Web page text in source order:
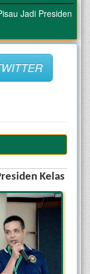
Jadi Presiden
Kelas